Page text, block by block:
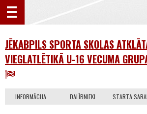
JĒKABPILS SPORTA SKOLAS
VIEGLATLĒTIKĀ U-16 VECUMA
INFORMĀCIJA DALĪBNIEKI STARTA